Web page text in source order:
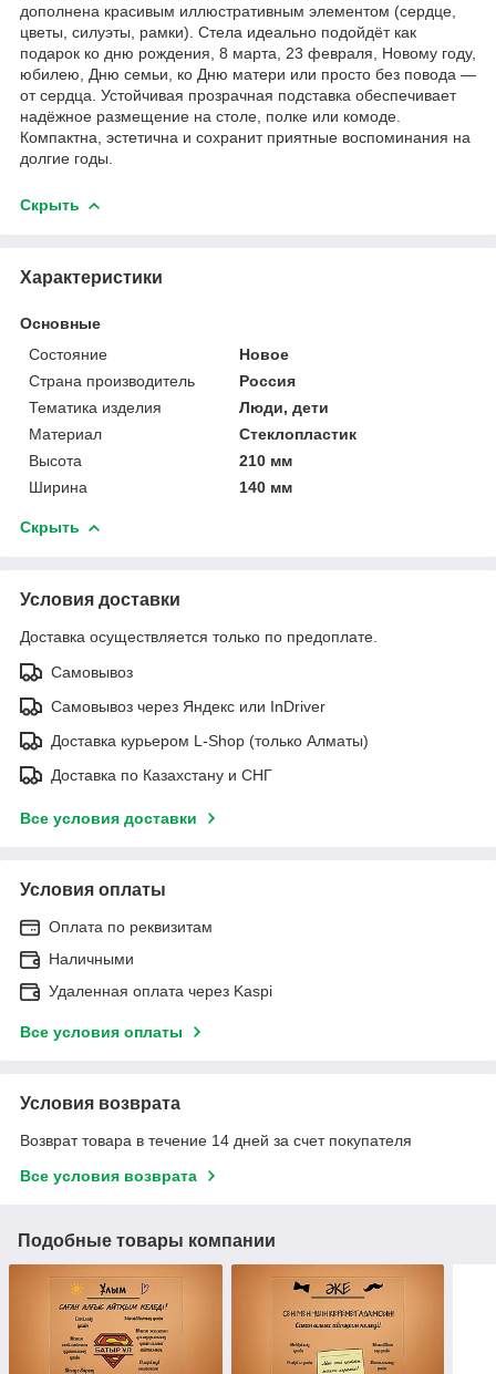
дополнена красивым иллюстративным элементом (сердце,
цветы, силуэты, рамки). Стела идеально подойдёт как
подарок ко дню рождения, 8 марта, 23 февраля, Новому году,
юбилею, Дню семьи, ко Дню матери или просто без повода —
от сердца. Устойчивая прозрачная подставка обеспечивает
надёжное размещение на столе, полке или комоде.
Компактна, эстетична и сохранит приятные воспоминания на
долгие годы.
Скрыть
Характеристики
Основные
Состояние
Новое
Страна производитель
Россия
Тематика изделия
Люди, дети
Материал
Стеклопластик
Высота
210 мм
Ширина
140 мм
Скрыть
Условия доставки
Доставка осуществляется только по предоплате.
Самовывоз
Самовывоз через Яндекс или InDriver
Доставка курьером L-Shop (только Алматы)
Доставка по Казахстану и СНГ
Все условия доставки
Условия оплаты
Оплата по реквизитам
Наличными
Удаленная оплата через Kaspi
Все условия оплаты
Условия возврата
Возврат товара в течение 14 дней за счет покупателя
Все условия возврата
Подобные товары компании